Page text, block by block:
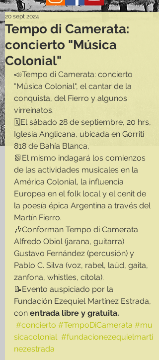
Tempo di Camerata:
concierto "Música
Colonial"
20 sept 2024
📣Tempo di Camerata: concierto
"Música Colonial", el cantar de la
conquista, del Fierro y algunos
virreinatos.
🗓️El sábado 28 de septiembre, 20 hrs,
Iglesia Anglicana, ubicada en Gorriti
818 de Bahía Blanca,
📗El mismo indagará los comienzos
de las actividades musicales en la
América Colonial, la influencia
Europea en el folk local y el cenit de
la poesía épica Argentina a través del
Martín Fierro.
🎶Conforman Tempo di Camerata
Alfredo Obiol (jarana, guitarra)
Gustavo Fernández (percusión) y
Pablo C. Silva (voz, rabel, laúd, gaita,
zanfona, whistles, cítola).
📝Evento auspiciado por la
Fundación Ezequiel Martínez Estrada,
con entrada libre y gratuita.
#concierto #TempoDiCamerata #mu
sicacolonial #fundacionezequielmarti
nezestrada